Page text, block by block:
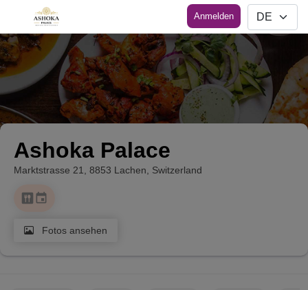
Anmelden
Ashoka Palace
Marktstrasse 21, 8853 Lachen, Switzerland
dining insert_invitation
Fotos ansehen